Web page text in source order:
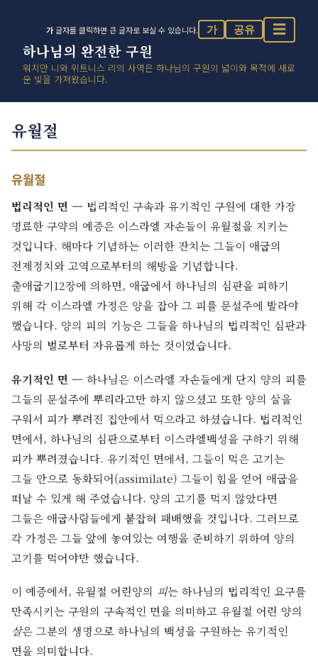
하나님의 완전한 구원
워치만 니와 위트니스 리의 사역은 하나님의 구원의 넓이와 목적에 새로
운 빛을 가져왔습니다.
가 공유 ☰
가 글자를 클릭하면 큰 글자로 보실 수 있습니다.
유월절
유월절
법리적인 면 — 법리적인 구속과 유기적인 구원에 대한 가장
명료한 구약의 예증은 이스라엘 자손들이 유월절을 지키는
것입니다. 해마다 기념하는 이러한 잔치는 그들이 애굽의
전제정치와 고역으로부터의 해방을 기념합니다.
출애굽기12장에 의하면, 애굽에서 하나님의 심판을 피하기
위해 각 이스라엘 가정은 양을 잡아 그 피를 문설주에 발라야
했습니다. 양의 피의 기능은 그들을 하나님의 법리적인 심판과
사망의 벌로부터 자유롭게 하는 것이었습니다.
유기적인 면 — 하나님은 이스라엘 자손들에게 단지 양의 피를
그들의 문설주에 뿌리라고만 하지 않으셨고 또한 양의 살을
구워서 피가 뿌려진 집안에서 먹으라고 하셨습니다. 법리적인
면에서, 하나님의 심판으로부터 이스라엘백성을 구하기 위해
피가 뿌려졌습니다. 유기적인 면에서, 그들이 먹은 고기는
그들 안으로 동화되어(assimilate) 그들이 힘을 얻어 애굽을
떠날 수 있게 해 주었습니다. 양의 고기를 먹지 않았다면
그들은 애굽사람들에게 붙잡혀 패배했을 것입니다. 그러므로
각 가정은 그들 앞에 놓여있는 여행을 준비하기 위하여 양의
고기를 먹어야만 했습니다.
이 예증에서, 유월절 어린양의 피는 하나님의 법리적인 요구를
만족시키는 구원의 구속적인 면을 의미하고 유월절 어린 양의
살은 그분의 생명으로 하나님의 백성을 구원하는 유기적인
면을 의미합니다.